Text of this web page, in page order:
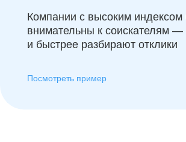
Компании с высоким индексом
внимательны к соискателям
и быстрее разбирают отклики
Посмотреть пример